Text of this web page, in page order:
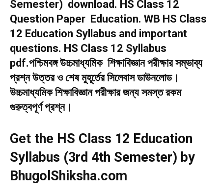
Semester) download. HS Class 12
Question Paper Education. WB HS Class
12 Education Syllabus and important
questions. HS Class 12 Syllabus
pdf.পশ্চিমবঙ্গ উচ্চমাধ্যমিক শিক্ষাবিজ্ঞান পরীক্ষার সম্ভাব্য
প্রশ্ন উত্তর ও শেষ মুহূর্তের সিলেবাস ডাউনলোড।
উচ্চমাধ্যমিক শিক্ষাবিজ্ঞান পরীক্ষার জন্য সমস্ত রকম
গুরুত্বপূর্ণ প্রশ্ন।
Get the HS Class 12 Education
Syllabus (3rd 4th Semester) by
BhugolShiksha.com